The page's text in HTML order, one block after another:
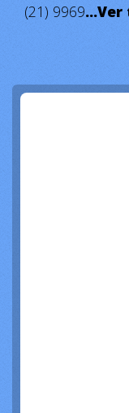
(21) 9969